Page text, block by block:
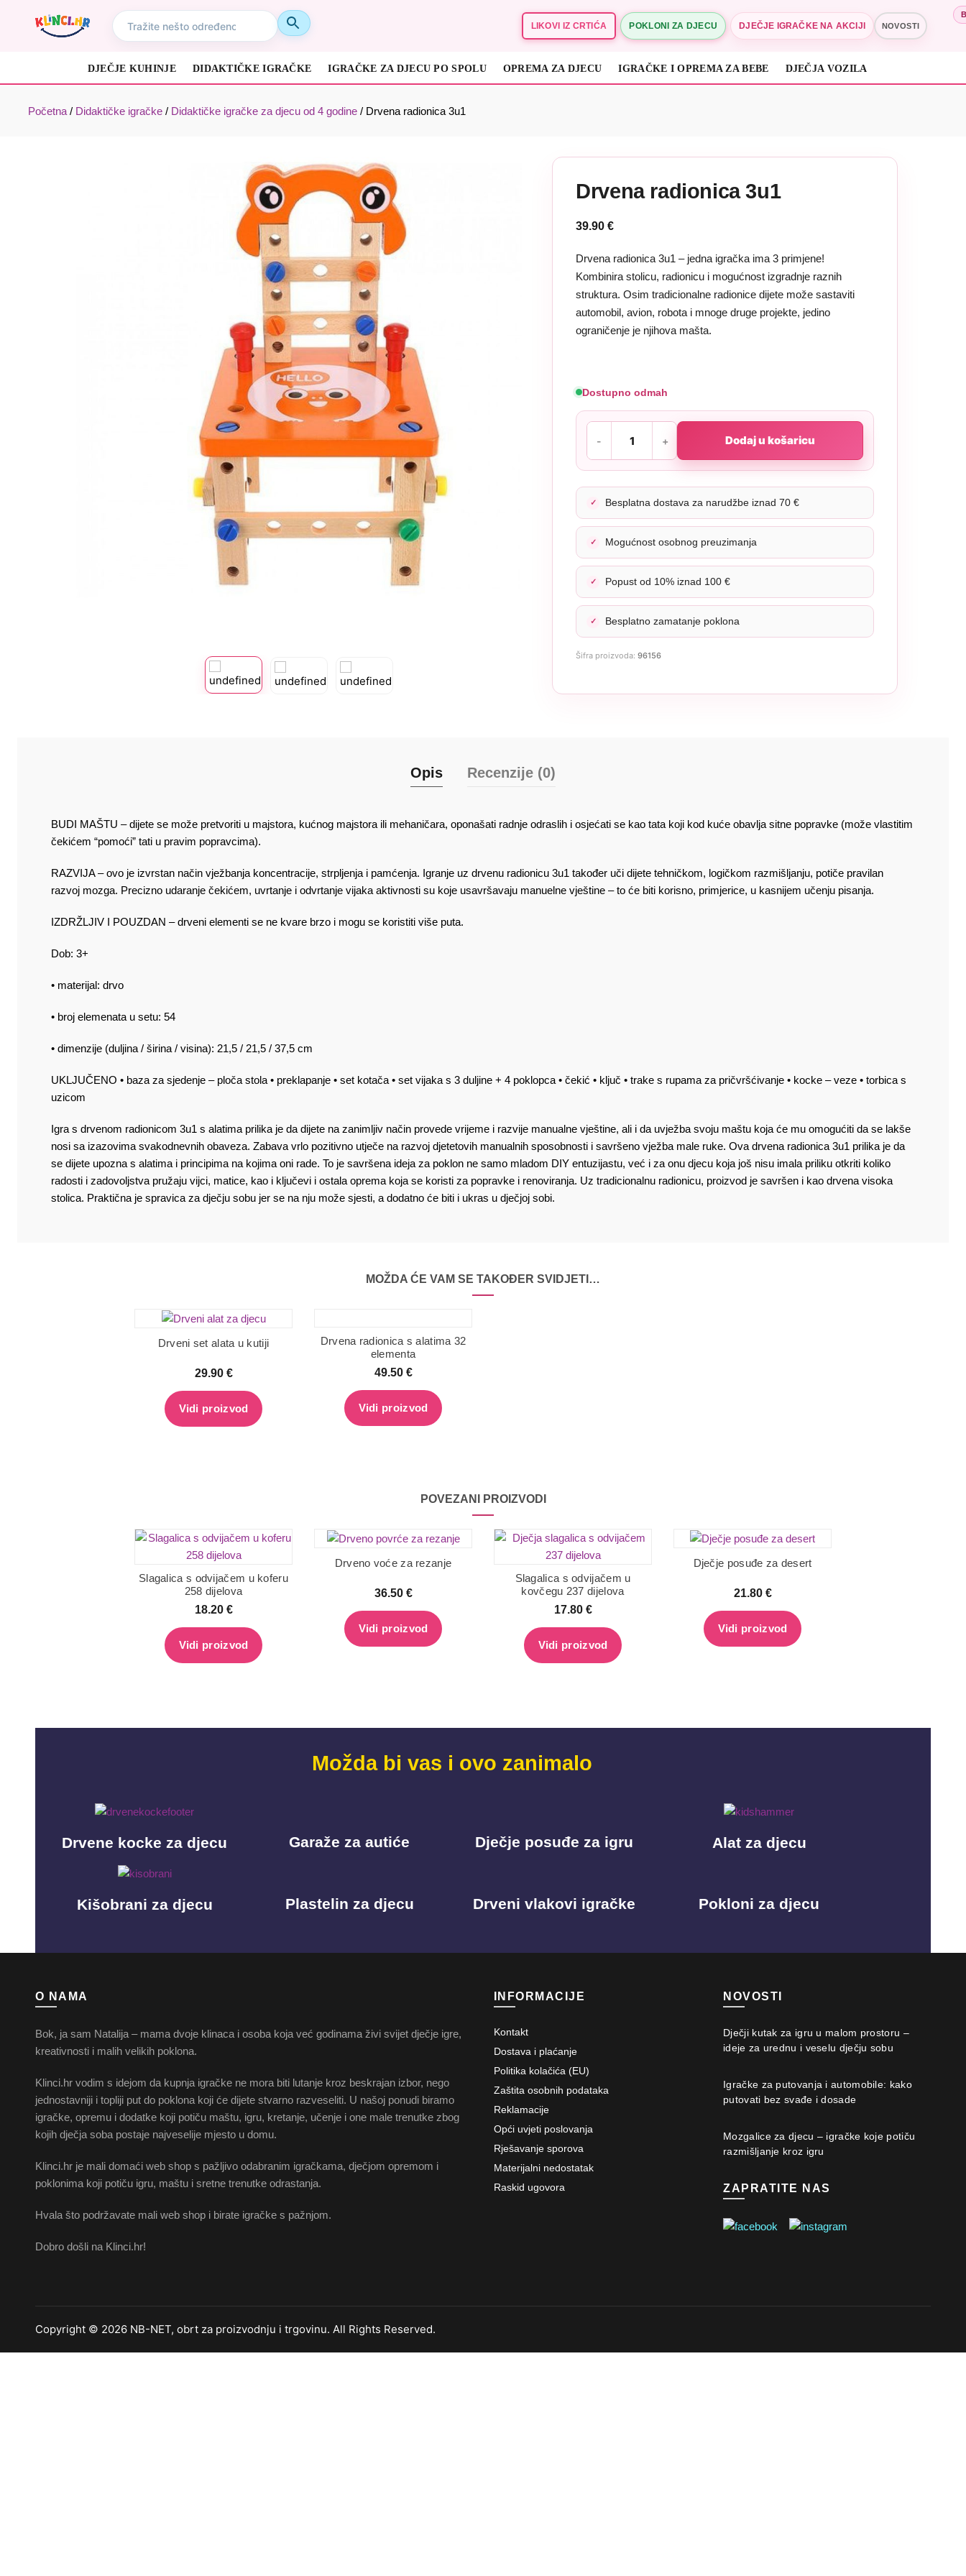
LIKOVI IZ CRTIĆA POKLONI ZA DJECU DJEČJE IGRAČKE NA AKCIJI NOVOSTI
DJEČJE KUHINJE DIDAKTIČKE IGRAČKE IGRAČKE ZA DJECU PO SPOLU OPREMA ZA DJECU IGRAČKE I OPREMA ZA BEBE DJEČJA VOZILA
Početna/ Didaktičke igračke/ Didaktičke igračke za djecu od 4 godine/ Drvena radionica 3u1
Drvena radionica 3u1
39.90€
Drvena radionica 3u1 – jedna igračka ima 3 primjene!
Kombinira stolicu, radionicu i mogućnost izgradnje raznih
struktura. Osim tradicionalne radionice dijete može sastaviti
automobil, avion, robota i mnoge druge projekte, jedino
ograničenje je njihova mašta.
Dostupno odmah
Dodaj u košaricu
Besplatna dostava za narudžbe iznad 70 €
Mogućnost osobnog preuzimanja
Popust od 10% iznad 100 €
Besplatno zamatanje poklona
Šifra proizvoda:96156
Opis Recenzije (0)
BUDI MAŠTU – dijete se može pretvoriti u majstora, kućnog majstora ili mehaničara, oponašati radnje odraslih i osjećati se kao tata koji kod kuće obavlja sitne popravke (može vlastitim
čekićem “pomoći” tati u pravim popravcima).
RAZVIJA – ovo je izvrstan način vježbanja koncentracije, strpljenja i pamćenja. Igranje uz drvenu radionicu 3u1 također uči dijete tehničkom, logičkom razmišljanju, potiče pravilan
razvoj mozga. Precizno udaranje čekićem, uvrtanje i odvrtanje vijaka aktivnosti su koje usavršavaju manuelne vještine – to će biti korisno, primjerice, u kasnijem učenju pisanja.
IZDRŽLJIV I POUZDAN – drveni elementi se ne kvare brzo i mogu se koristiti više puta.
Dob: 3+
• materijal: drvo
• broj elemenata u setu: 54
• dimenzije (duljina / širina / visina): 21,5 / 21,5 / 37,5 cm
UKLJUČENO • baza za sjedenje – ploča stola • preklapanje • set kotača • set vijaka s 3 duljine + 4 poklopca • čekić • ključ • trake s rupama za pričvršćivanje • kocke – veze • torbica s
uzicom
Igra s drvenom radionicom 3u1 s alatima prilika je da dijete na zanimljiv način provede vrijeme i razvije manualne vještine, ali i da uvježba svoju maštu koja će mu omogućiti da se lakše
nosi sa izazovima svakodnevnih obaveza. Zabava vrlo pozitivno utječe na razvoj djetetovih manualnih sposobnosti i savršeno vježba male ruke. Ova drvena radionica 3u1 prilika je da
se dijete upozna s alatima i principima na kojima oni rade. To je savršena ideja za poklon ne samo mladom DIY entuzijastu, već i za onu djecu koja još nisu imala priliku otkriti koliko
radosti i zadovoljstva pružaju vijci, matice, kao i ključevi i ostala oprema koja se koristi za popravke i renoviranja. Uz tradicionalnu radionicu, proizvod je savršen i kao drvena visoka
stolica. Praktična je spravica za dječju sobu jer se na nju može sjesti, a dodatno će biti i ukras u dječjoj sobi.
MOŽDA ĆE VAM SE TAKOĐER SVIDJETI…
Drveni set alata u kutiji
29.90 €
Vidi proizvod
Drvena radionica s alatima 32
elementa
49.50 €
Vidi proizvod
POVEZANI PROIZVODI
Slagalica s odvijačem u koferu
258 dijelova
18.20 €
Vidi proizvod
Drveno voće za rezanje
36.50 €
Vidi proizvod
Slagalica s odvijačem u
kovčegu 237 dijelova
17.80 €
Vidi proizvod
Dječje posuđe za desert
21.80 €
Vidi proizvod
Možda bi vas i ovo zanimalo
Drvene kocke za djecu Garaže za autiće Dječje posuđe za igru Alat za djecu
Kišobrani za djecu Plastelin za djecu Drveni vlakovi igračke Pokloni za djecu
O NAMA
Bok, ja sam Natalija – mama dvoje klinaca i osoba koja već godinama živi svijet dječje igre,
kreativnosti i malih velikih poklona.
Klinci.hr vodim s idejom da kupnja igračke ne mora biti lutanje kroz beskrajan izbor, nego
jednostavniji i topliji put do poklona koji će dijete stvarno razveseliti. U našoj ponudi biramo
igračke, opremu i dodatke koji potiču maštu, igru, kretanje, učenje i one male trenutke zbog
kojih dječja soba postaje najveselije mjesto u domu.
Klinci.hr je mali domaći web shop s pažljivo odabranim igračkama, dječjom opremom i
poklonima koji potiču igru, maštu i sretne trenutke odrastanja.
Hvala što podržavate mali web shop i birate igračke s pažnjom.
Dobro došli na Klinci.hr!
INFORMACIJE
Kontakt
Dostava i plaćanje
Politika kolačića (EU)
Zaštita osobnih podataka
Reklamacije
Opći uvjeti poslovanja
Rješavanje sporova
Materijalni nedostatak
Raskid ugovora
NOVOSTI
Dječji kutak za igru u malom prostoru –
ideje za urednu i veselu dječju sobu
Igračke za putovanja i automobile: kako
putovati bez svađe i dosade
Mozgalice za djecu – igračke koje potiču
razmišljanje kroz igru
ZAPRATITE NAS
Copyright © 2026 NB-NET, obrt za proizvodnju i trgovinu. All Rights Reserved.